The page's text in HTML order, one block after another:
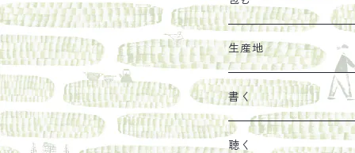
マスコバド糖
しょうがパウダー
野菜・果物
馬目隆宏
絵
タンブラー
らくだ舎出帆室の参考
新刊では販売しづらく
古本や自由価格本から
mario books
タイドラー
Sakumag
海外出版社
古本
あ行
ギフトセット
カレンダー
カップ
生産地
色川
そこそこ農園
フィリピン
書く
カムワッカ
聴く